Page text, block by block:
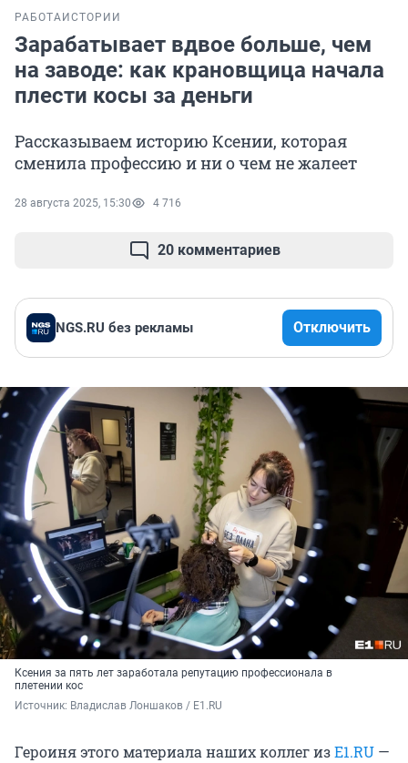
РАБОТА ИСТОРИИ
Зарабатывает вдвое больше, чем
на заводе: как крановщица начала
плести косы за деньги
Рассказываем историю Ксении, которая
сменила профессию и ни о чем не жалеет
28 августа 2025, 15:30 4 716
20 комментариев
NGS.RU без рекламы Отключить
Ксения за пять лет заработала репутацию профессионала в
плетении кос
Источник: Владислав Лоншаков / E1.RU
Героиня этого материала наших коллег изE1.RU —